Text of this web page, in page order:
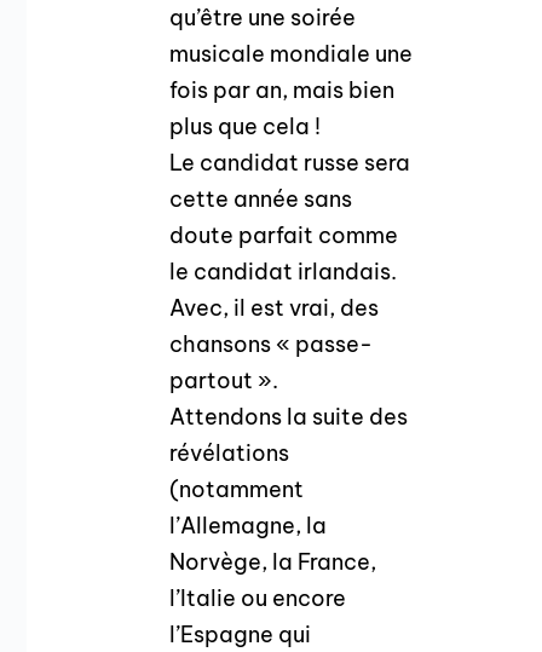
qu’être une soirée
musicale mondiale une
fois par an, mais bien
plus que cela !
Le candidat russe sera
cette année sans
doute parfait comme
le candidat irlandais.
Avec, il est vrai, des
chansons « passe-
partout ».
Attendons la suite des
révélations
(notamment
l’Allemagne, la
Norvège, la France,
l’Italie ou encore
l’Espagne qui